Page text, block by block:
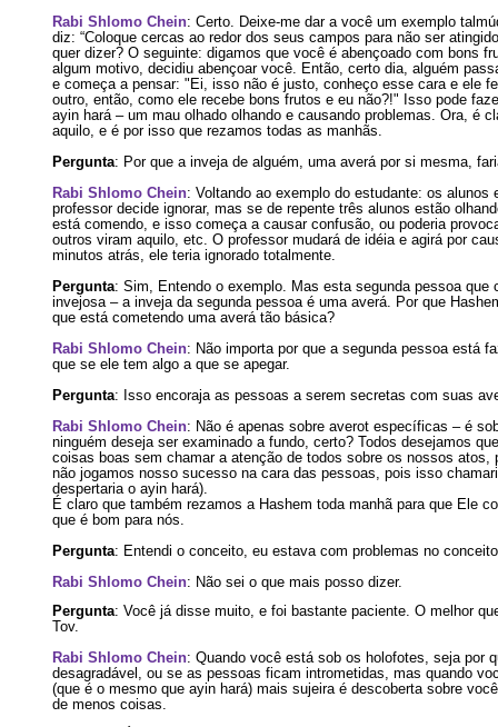
Rabi Shlomo Chein: Certo. Deixe-me dar a você um exemplo
diz: “Coloque cercas ao redor dos seus campos para não ser
quer dizer? O seguinte: digamos que você é abençoado com bons
algum motivo, decidiu abençoar você. Então, certo dia, alguém
e começa a pensar: "Ei, isso não é justo, conheço esse cara e ele
outro, então, como ele recebe bons frutos e eu não?!" Isso pode
ayin hará – um mau olhado olhando e causando problemas. Ora, é
aquilo, e é por isso que rezamos todas as manhãs.
Pergunta: Por que a inveja de alguém, uma averá por si mesma,
Rabi Shlomo Chein: Voltando ao exemplo do estudante: os alunos
professor decide ignorar, mas se de repente três alunos estão
está comendo, e isso começa a causar confusão, ou poderia
outros viram aquilo, etc. O professor mudará de idéia e agirá por
minutos atrás, ele teria ignorado totalmente.
Pergunta: Sim, Entendo o exemplo. Mas esta segunda pessoa que
invejosa – a inveja da segunda pessoa é uma averá. Por que
que está cometendo uma averá tão básica?
Rabi Shlomo Chein: Não importa por que a segunda pessoa está
que se ele tem algo a que se apegar.
Pergunta: Isso encoraja as pessoas a serem secretas com suas
Rabi Shlomo Chein: Não é apenas sobre averot específicas – é
ninguém deseja ser examinado a fundo, certo? Todos desejamos
coisas boas sem chamar a atenção de todos sobre os nossos atos,
não jogamos nosso sucesso na cara das pessoas, pois isso
despertaria o ayin hará).
É claro que também rezamos a Hashem toda manhã para que Ele
que é bom para nós.
Pergunta: Entendi o conceito, eu estava com problemas no
Rabi Shlomo Chein: Não sei o que mais posso dizer.
Pergunta: Você já disse muito, e foi bastante paciente. O melhor
Tov.
Rabi Shlomo Chein: Quando você está sob os holofotes, seja por
desagradável, ou se as pessoas ficam intrometidas, mas quando
(que é o mesmo que ayin hará) mais sujeira é descoberta sobre
de menos coisas.